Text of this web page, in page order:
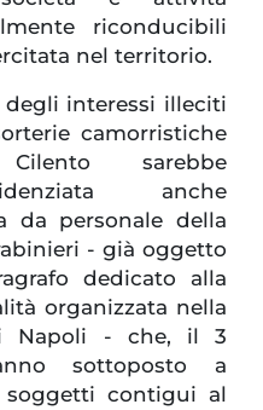
riconducibili
nel territorio.
interessi illeciti
camorristiche
sarebbe
anche
da personale della
- già oggetto
dedicato alla
organizzata nella
Napoli - che, il 3
sottoposto a
soggetti contigui al